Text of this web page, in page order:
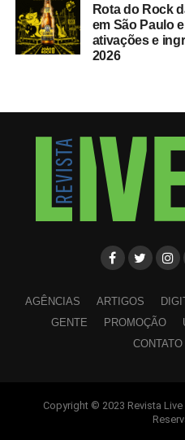
Rota do Rock
em São Paulo
ativações e
2026
AGÊNCIAS ARTIGOS
GENTE
PROMOÇÃO
CONTATO
Copyright © 2023 Revista
WhatsAppFacebook LinkedIn